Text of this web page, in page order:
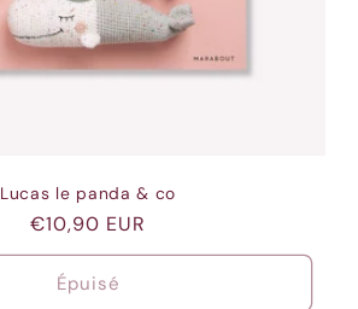
Lucas le panda & co
Prix
habituel
€10,90 EUR
Épuisé